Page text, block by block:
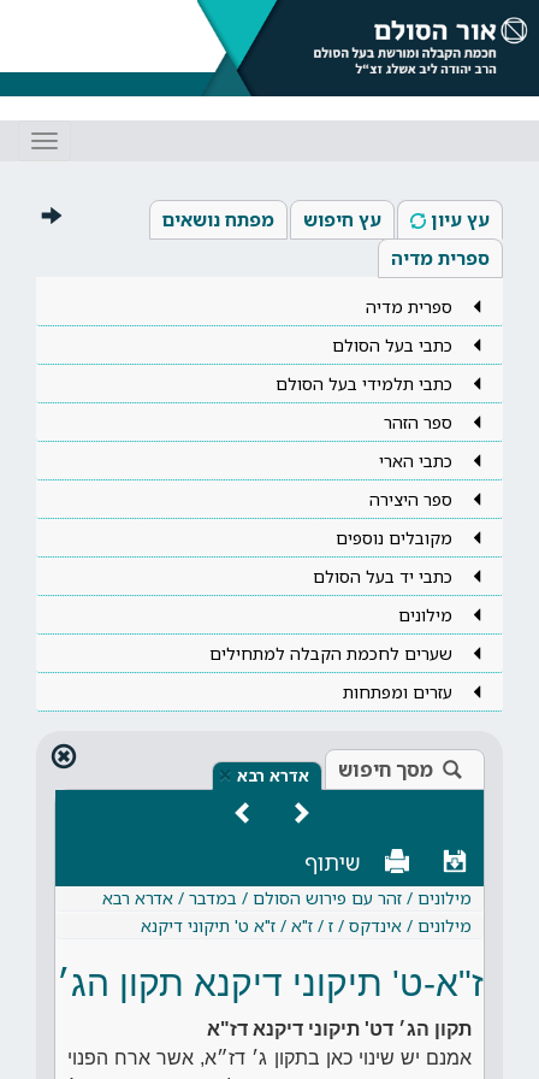
עץ עיון עץ חיפוש
מפתח נושאים
ספרית מדיה
ספרית מדיה
כתבי בעל הסולם
כתבי תלמידי בעל הסולם
ספר הזהר
כתבי הארי
ספר היצירה
מקובלים נוספים
כתבי יד בעל הסולם
מילונים
שערים לחכמת הקבלה למתחילים
עזרים ומפתחות
מסך חיפוש אדרא רבא ×
שיתוף
מילונים / זהר עם פירוש הסולם / במדבר / אדרא רבא
מילונים / אינדקס / ז / ז"א / ז"א ט' תיקוני דיקנא
ז"א-ט' תיקוני דיקנא תקון הג׳
תקון הג׳ דט' תיקוני דיקנא דז"א
אמנם יש שינוי כאן בתקון ג׳ דז״א, אשר ארח הפנוי